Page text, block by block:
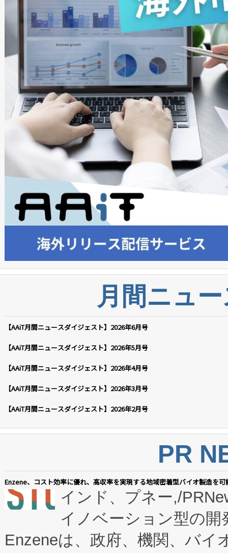
月間ニュ
【AAiT月間ニュースダイジェスト】2026年6月号
【AAiT月間ニュースダイジェスト】2026年5月号
【AAiT月間ニュースダイジェスト】2026年4月号
【AAiT月間ニュースダイジェスト】2026年3月号
【AAiT月間ニュースダイジェスト】2026年2月号
PR
Enzene、コスト効率に優れ、高収率を実現する地域密着型バイオ製造を
インド、プネー,/
イノベーション型の
Enzeneは、政府、機関、バイ